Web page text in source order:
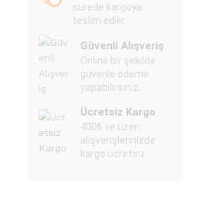
sürede kargoya
teslim edilir.
Güvenli Alışveriş
Online bir şekilde
güvenle ödeme
yapabilirsiniz.
Ücretsiz Kargo
400₺ ve üzeri
alışverişlerinizde
kargo ücretsiz.